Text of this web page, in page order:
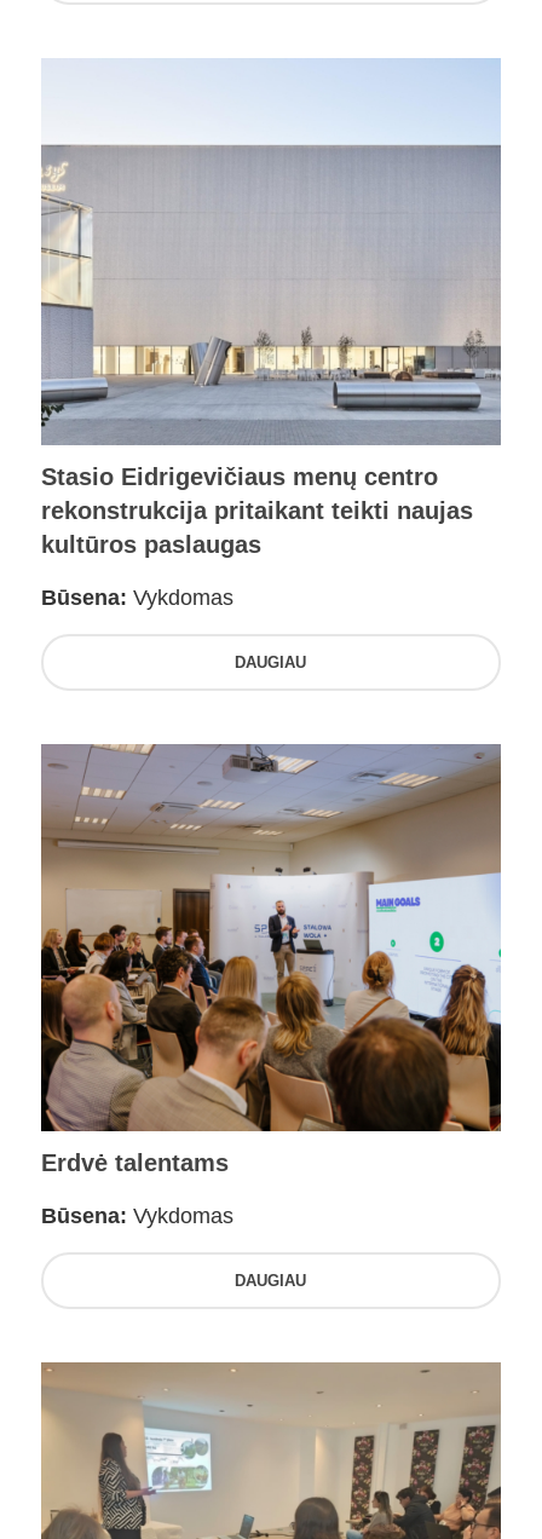
Stasio Eidrigevičiaus menų centro
rekonstrukcija pritaikant teikti naujas
kultūros paslaugas
Būsena: Vykdomas
DAUGIAU
Erdvė talentams
Būsena: Vykdomas
DAUGIAU